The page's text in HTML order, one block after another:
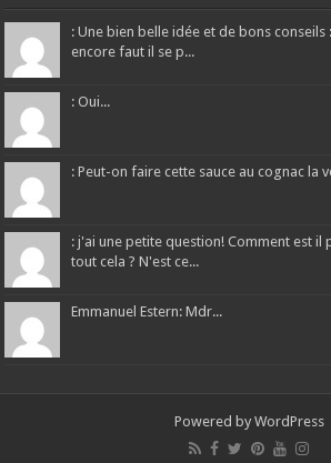
: Une bien belle idée et de bons
encore faut il se p...
: Oui...
: Peut-on faire cette sauce au cognac la
: j'ai une petite question! Comment est il
tout cela ? N'est ce...
Emmanuel Estern: Mdr...
Powered by WordPress